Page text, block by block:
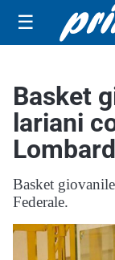
☰
Basket
lariani
Basket
Federale.